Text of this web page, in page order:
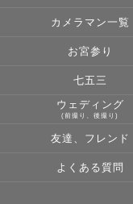
カメラマン一覧
お宮参り
七五三
ウェディング
(前撮り、後撮り)
友達、フレンド
よくある質問